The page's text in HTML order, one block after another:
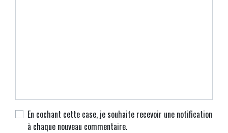
En cochant cette case, je souhaite recevoir une notification
à chaque nouveau commentaire.